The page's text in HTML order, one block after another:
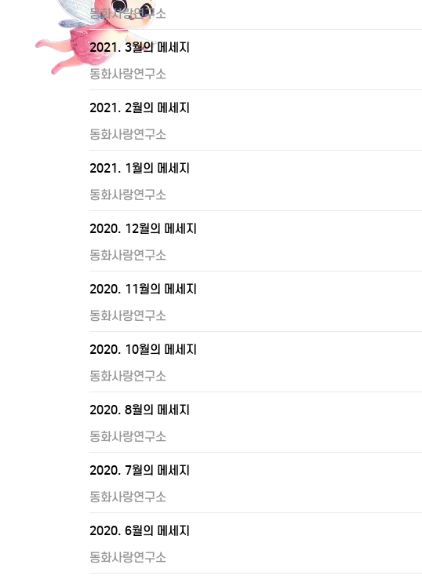
동화사랑연구소
2021. 3월의 메세지
동화사랑연구소
2021. 2월의 메세지
동화사랑연구소
2021. 1월의 메세지
동화사랑연구소
2020. 12월의 메세지
동화사랑연구소
2020. 11월의 메세지
동화사랑연구소
2020. 10월의 메세지
동화사랑연구소
2020. 8월의 메세지
동화사랑연구소
2020. 7월의 메세지
동화사랑연구소
2020. 6월의 메세지
동화사랑연구소